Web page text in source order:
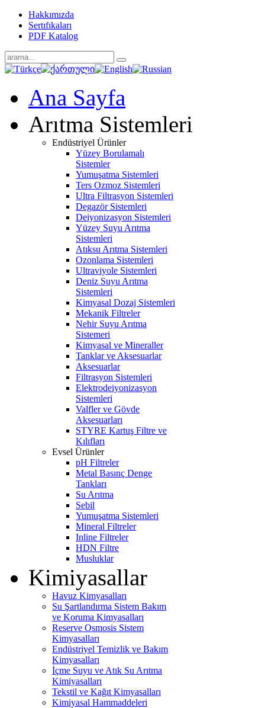
Hakkımızda
Sertıfıkaları
PDF Katalog
Ana Sayfa
Arıtma Sistemleri
Endüstriyel Ürünler
Yüzey Borulamalı
Sistemler
Yumuşatma Sistemleri
Ters Ozmoz Sistemleri
Ultra Filtrasyon Sistemleri
Degazör Sistemleri
Deiyonizasyon Sistemleri
Yüzey Suyu Arıtma
Sistemleri
Atıksu Arıtma Sistemleri
Ozonlama Sistemleri
Ultraviyole Sistemleri
Deniz Suyu Arıtma
Sistemleri
Kimyasal Dozaj Sistemleri
Mekanik Filtreler
Nehir Suyu Arıtma
Sistemeri
Kimyasal ve Mineraller
Tanklar ve Aksesuarlar
Aksesuarlar
Filtrasyon Sistemleri
Elektrodeiyonizasyon
Sistemleri
Valfler ve Gövde
Aksesuarları
STYRE Kartuş Filtre ve
Kılıfları
Evsel Ürünler
pH Filtreler
Metal Basınç Denge
Tankları
Su Arıtma
Sebil
Yumuşatma Sistemleri
Mineral Filtreler
Inline Filtreler
HDN Filtre
Musluklar
Kimiyasallar
Havuz Kimyasalları
Su Şartlandırma Sistem Bakım
ve Koruma Kimyasalları
Reserve Osmosis Sistem
Kimyasalları
Endüstriyel Temizlik ve Bakım
Kimyasalları
İçme Suyu ve Atık Su Arıtma
Kimiyasalları
Tekstil ve Kağıt Kimyasalları
Kimiyasal Hammaddeleri